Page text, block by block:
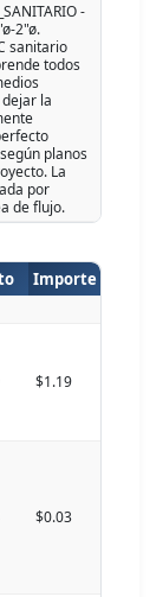
-
2"ø.
sanitario
todos
la
planos
La
por
de flujo.
Importe
$1.19
$0.03